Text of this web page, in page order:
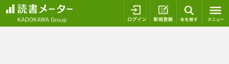
ログイン 新規登録